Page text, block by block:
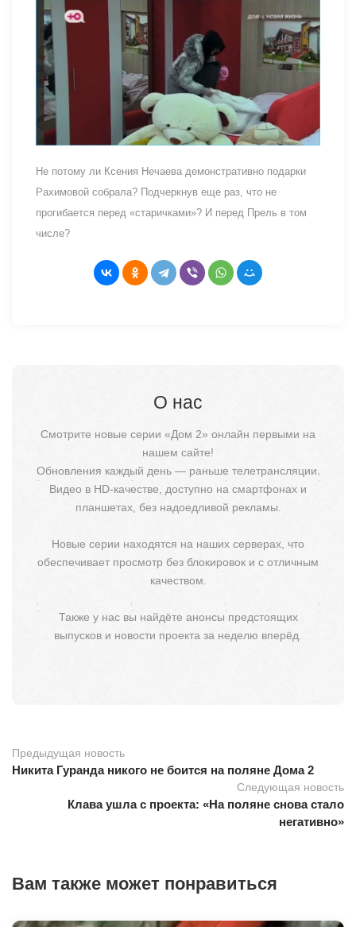
Не потому ли Ксения Нечаева демонстративно подарки
Рахимовой собрала? Подчеркнув еще раз, что не
прогибается перед «старичками»? И перед Прель в том
числе?
О нас
Смотрите новые серии «Дом 2» онлайн первыми на
нашем сайте!
Обновления каждый день — раньше телетрансляции.
Видео в HD-качестве, доступно на смартфонах и
планшетах, без надоедливой рекламы.
Новые серии находятся на наших серверах, что
обеспечивает просмотр без блокировок и с отличным
качеством.
Также у нас вы найдёте анонсы предстоящих
выпусков и новости проекта за неделю вперёд.
Предыдущая новость
Никита Гуранда никого не боится на поляне Дома 2
Следующая новость
Клава ушла с проекта: «На поляне снова стало
негативно»
Вам также может понравиться